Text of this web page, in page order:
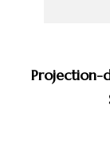
Projection-